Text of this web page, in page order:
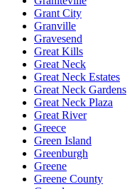
Grant City
Granville
Gravesend
Great Kills
Great Neck
Great Neck Estates
Great Neck Gardens
Great Neck Plaza
Great River
Greece
Green Island
Greenburgh
Greene
Greene County